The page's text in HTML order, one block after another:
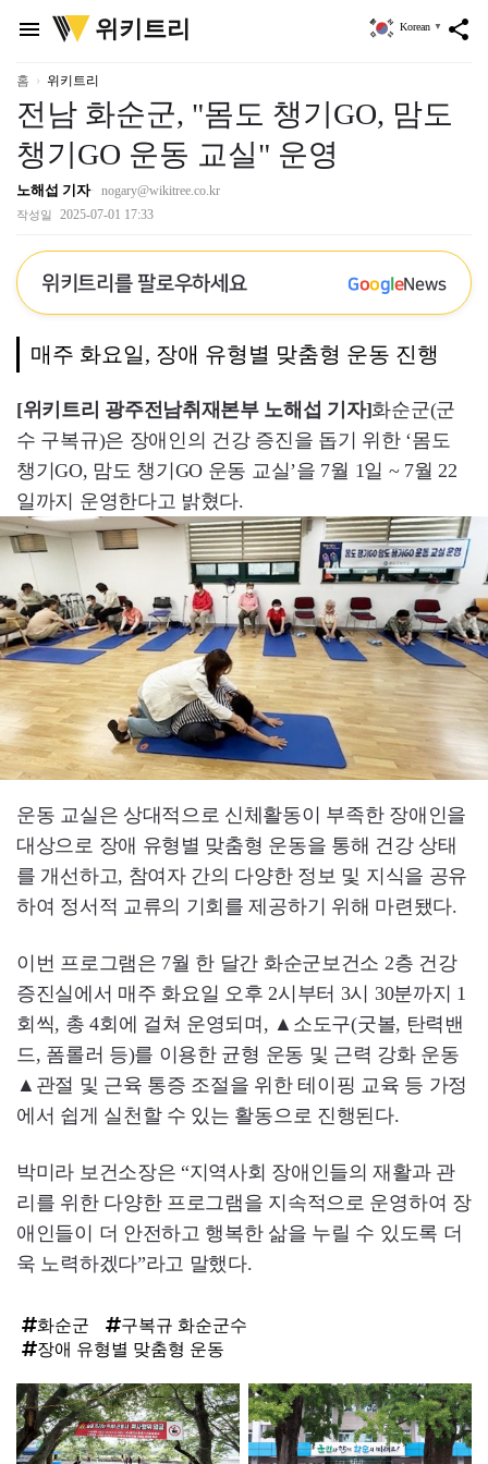
menu
위
키
리
위키트리 share
Korean ▼
홈 위키트리
전남 화순군, "몸도 챙기GO, 맘도
챙기GO 운동 교실" 운영
노해섭 기자 nogary@wikitree.co.kr
작성일 2025-07-01 17:33
위키트리를 팔로우하세요 GoogleNews
매주 화요일, 장애 유형별 맞춤형 운동 진행
[위키트리 광주전남취재본부 노해섭 기자]화순군(군
수 구복규)은 장애인의 건강 증진을 돕기 위한 ‘몸도
챙기GO, 맘도 챙기GO 운동 교실’을 7월 1일 ~ 7월 22
일까지 운영한다고 밝혔다.
운동 교실은 상대적으로 신체활동이 부족한 장애인을
대상으로 장애 유형별 맞춤형 운동을 통해 건강 상태
를 개선하고, 참여자 간의 다양한 정보 및 지식을 공유
하여 정서적 교류의 기회를 제공하기 위해 마련됐다.
이번 프로그램은 7월 한 달간 화순군보건소 2층 건강
증진실에서 매주 화요일 오후 2시부터 3시 30분까지 1
회씩, 총 4회에 걸쳐 운영되며, ▲소도구(굿볼, 탄력밴
드, 폼롤러 등)를 이용한 균형 운동 및 근력 강화 운동
▲관절 및 근육 통증 조절을 위한 테이핑 교육 등 가정
에서 쉽게 실천할 수 있는 활동으로 진행된다.
박미라 보건소장은 “지역사회 장애인들의 재활과 관
리를 위한 다양한 프로그램을 지속적으로 운영하여 장
애인들이 더 안전하고 행복한 삶을 누릴 수 있도록 더
욱 노력하겠다”라고 말했다.
화순군
구복규 화순군수
장애 유형별 맞춤형 운동
탑
라
인